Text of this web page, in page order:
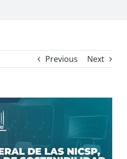
Previous Next